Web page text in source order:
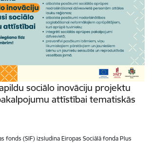
sociālo inovāciju projektu
attīstībai tematiskās
fonds (SIF) izsludina Eiropas Sociālā fonda Plus